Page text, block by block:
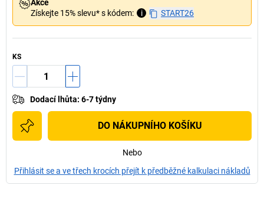
Akce
Získejte 15% slevu* s kódem:
i START26
KS
Dodací lhůta: 6-7 týdny
DO NÁKUPNÍHO KOŠÍKU
Nebo
Přihlásit se a ve třech krocích přejít k předběžné kalkulaci nákladů